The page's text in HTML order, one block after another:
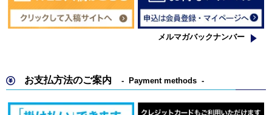
メルマガバックナンバー
お支払方法のご案内 Payment methods